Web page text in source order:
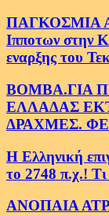
ΠΑΓΚΟΣΜΙΑ
Ιπποτων στην
εναρξης του
ΒΟΜΒΑ.ΓΙΑ
ΕΛΛΑΔΑΣ
ΔΡΑΧΜΕΣ.
Η Ελληνική
το 2748 π.χ.! Τι
ΑΝΟΠΑΙΑ